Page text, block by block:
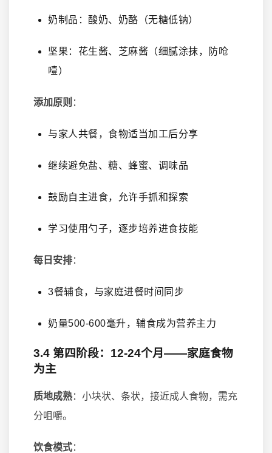
奶制品：酸奶、奶酪（无糖低钠）
坚果：花生酱、芝麻酱（细腻涂抹，防呛
噎）
添加原则 ：
与家人共餐，食物适当加工后分享
继续避免盐、糖、蜂蜜、调味品
鼓励自主进食，允许手抓和探索
学习使用勺子，逐步培养进食技能
每日安排：
3餐辅食，与家庭进餐时间同步
奶量500-600毫升，辅食成为营养主力
3.4 第四阶段：12-24个月——家庭食物
为主
质地成熟：小块状、条状，接近成人食物，需充
分咀嚼。
饮食模式：